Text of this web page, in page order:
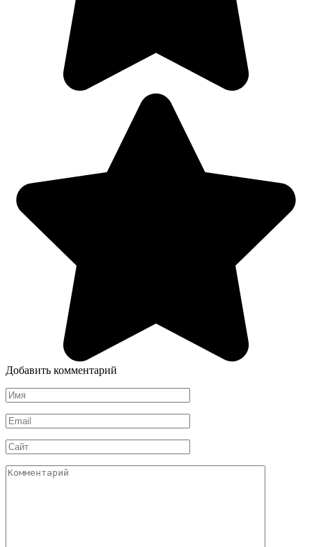
Добавить комментарий
Имя
*
Email
*
Сайт
Комментарий